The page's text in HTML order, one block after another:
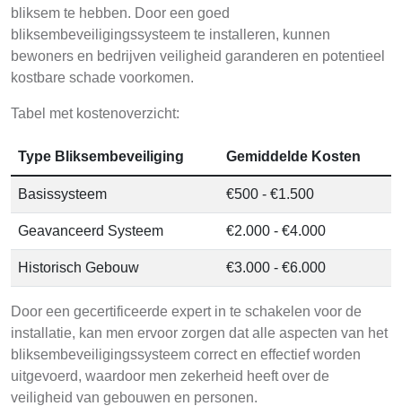
bliksem te hebben. Door een goed
bliksembeveiligingssysteem te installeren, kunnen
bewoners en bedrijven veiligheid garanderen en potentieel
kostbare schade voorkomen.
Tabel met kostenoverzicht:
Type Bliksembeveiliging Gemiddelde Kosten
Basissysteem €500 - €1.500
Geavanceerd Systeem €2.000 - €4.000
Historisch Gebouw €3.000 - €6.000
Door een gecertificeerde expert in te schakelen voor de
installatie, kan men ervoor zorgen dat alle aspecten van het
bliksembeveiligingssysteem correct en effectief worden
uitgevoerd, waardoor men zekerheid heeft over de
veiligheid van gebouwen en personen.